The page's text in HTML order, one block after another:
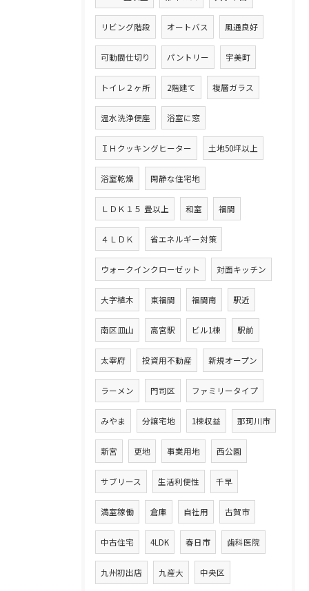
リビング階段 オートバス 風通良好
可動間仕切り パントリー 宇美町
トイレ２ヶ所 2階建て 複層ガラス
温水洗浄便座 浴室に窓
ＩＨクッキングヒーター 土地50坪以上
浴室乾燥 閑静な住宅地
ＬＤＫ１５ 畳以上 和室 福間
４ＬＤＫ 省エネルギー対策
ウォークインクローゼット 対面キッチン
大字植木 東福間 福間南 駅近
南区皿山 高宮駅 ビル1棟 駅前
太宰府 投資用不動産 新規オープン
ラーメン 門司区 ファミリータイプ
みやま 分譲宅地 1棟収益 那珂川市
新宮 更地 事業用地 西公園
サブリース 生活利便性 千早
満室稼働 倉庫 自社用 古賀市
中古住宅 4LDK 春日市 歯科医院
九州初出店 九産大 中央区